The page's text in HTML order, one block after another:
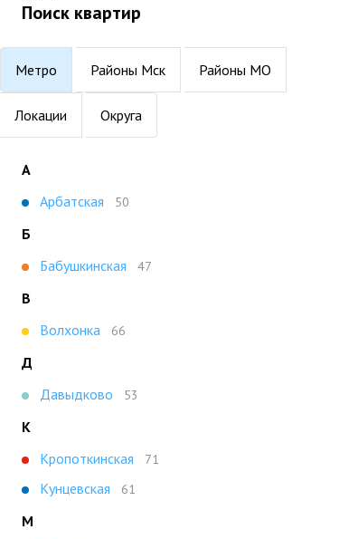
Поиск квартир
Метро Районы Мск Районы МО
Локации Округа
А
Арбатская
50
Б
Бабушкинская
47
В
Волхонка
66
Д
Давыдково
53
К
Кропоткинская
71
Кунцевская 61
М